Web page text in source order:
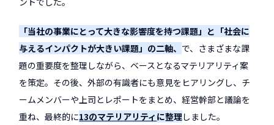
「当社の事業にとって大きな影響度を持つ課題」と「社会に
与えるインパクトが大きい課題」の二軸、 で、さまざまな課
題の重要度を整理しながら、ベースとなるマテリアリティ案
を策定。その後、外部の有識者にも意見をヒアリングし、チ
ームメンバーや上司とレポートをまとめ、経営幹部と議論を
重ね、最終的に13のマテリアリティ に整理しました。